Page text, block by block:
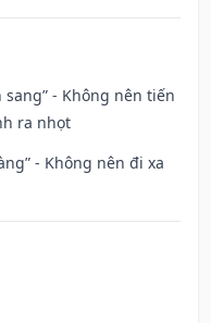
- Không nên tiến
ra nhọt
- Không nên đi xa